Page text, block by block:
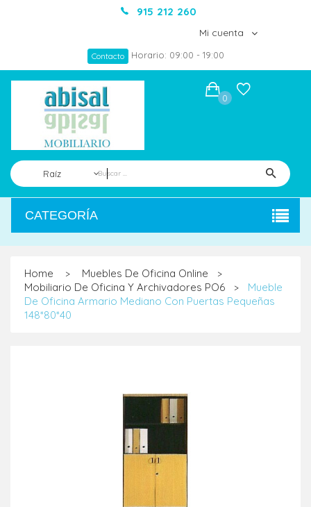
915 212 260
Mi cuenta
Contacto Horario: 09:00 - 19:00
Raíz
0
CATEGORÍA
Home > Muebles De Oficina Online >
Mobiliario De Oficina Y Archivadores PO6 >
Mueble
De Oficina Armario Mediano Con Puertas Pequeñas
148*80*40